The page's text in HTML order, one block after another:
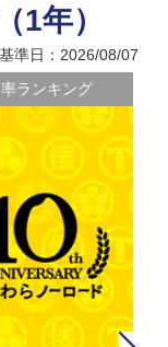
1年）
基準日：2026/08/07
ランキング